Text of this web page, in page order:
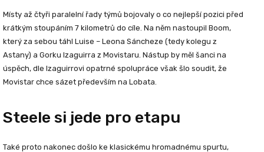
Místy až čtyři paralelní řady týmů bojovaly o co nejlepší pozici před
krátkým stoupáním 7 kilometrů do cíle. Na něm nastoupil Boom,
který za sebou táhl Luise – Leona Sáncheze (tedy kolegu z
Astany) a Gorku Izaguirra z Movistaru. Nástup by měl šanci na
úspěch, dle Izaguirrovi opatrné spolupráce však šlo soudit, že
Movistar chce sázet především na Lobata.
Steele si jede pro etapu
Také proto nakonec došlo ke klasickému hromadnému spurtu,